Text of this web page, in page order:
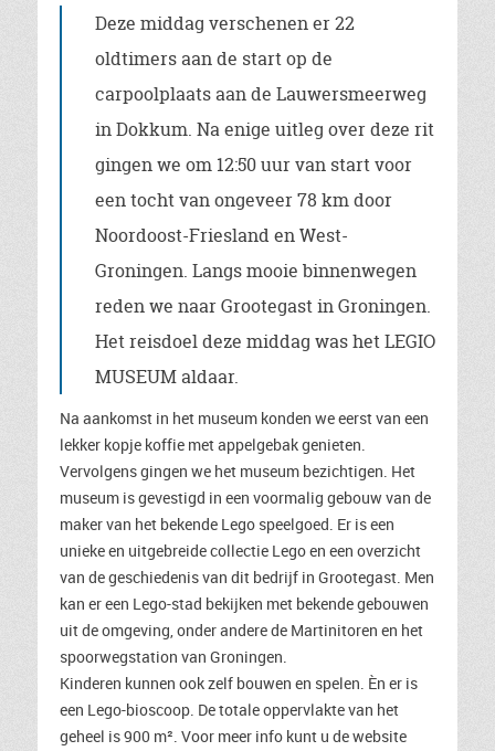
Deze middag verschenen er 22
oldtimers aan de start op de
carpoolplaats aan de Lauwersmeerweg
in Dokkum. Na enige uitleg over deze rit
gingen we om 12:50 uur van start voor
een tocht van ongeveer 78 km door
Noordoost-Friesland en West-
Groningen. Langs mooie binnenwegen
reden we naar Grootegast in Groningen.
Het reisdoel deze middag was het LEGIO
MUSEUMaldaar.
Na aankomst in het museum konden we eerst van een
lekker kopje koffie met appelgebak genieten.
Vervolgens gingen we het museum bezichtigen. Het
museum is gevestigd in een voormalig gebouw van de
maker van het bekende Lego speelgoed. Er is een
unieke en uitgebreide collectie Lego en een overzicht
van de geschiedenis van dit bedrijf in Grootegast. Men
kan er een Lego-stad bekijken met bekende gebouwen
uit de omgeving, onder andere de Martinitoren en het
spoorwegstation van Groningen.
Kinderen kunnen ook zelf bouwen en spelen. Èn er is
een Lego-bioscoop. De totale oppervlakte van het
geheel is 900 m². Voor meer info kunt u de website